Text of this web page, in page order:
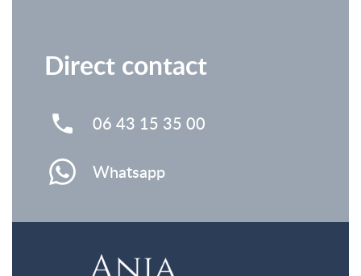
Direct contact
06 43 15 35 00
Whatsapp